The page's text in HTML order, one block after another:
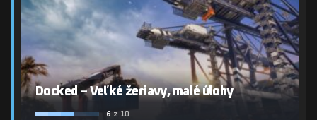
Docked – Veľké žeriavy, malé úlohy
6 z 10